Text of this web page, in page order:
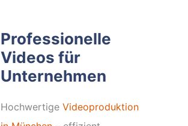
Professionelle
Videos für
Unternehmen
Hochwertige Videoproduktion